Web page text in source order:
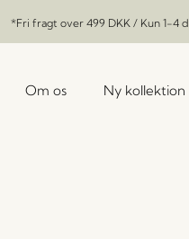
*Fri fragt over 499 DKK / Kun 1-4
Om os Ny kollektion